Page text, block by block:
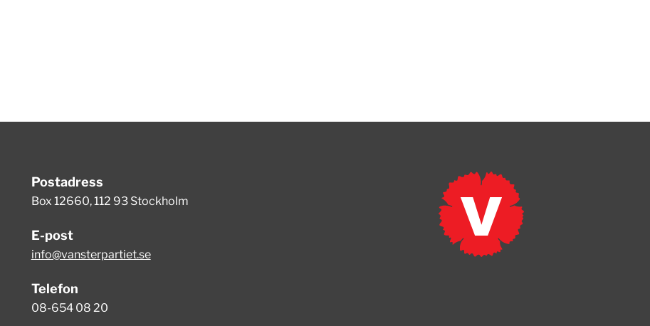
Postadress
Box 12660, 112 93 Stockholm
E-post
info@vansterpartiet.se
Telefon
08-654 08 20